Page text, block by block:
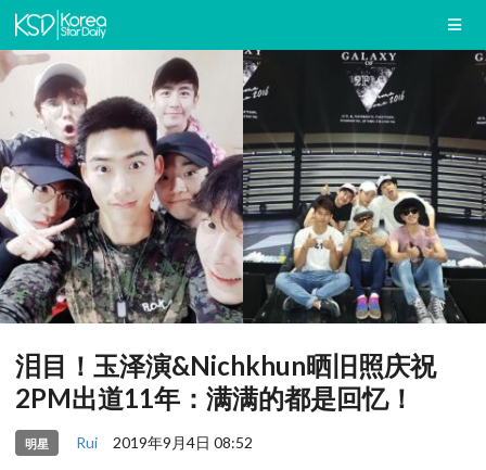
泪目！玉泽演&Nichkhun晒旧照庆祝
2PM出道11年：满满的都是回忆！
明星 Rui 2019年9月4日 08:52